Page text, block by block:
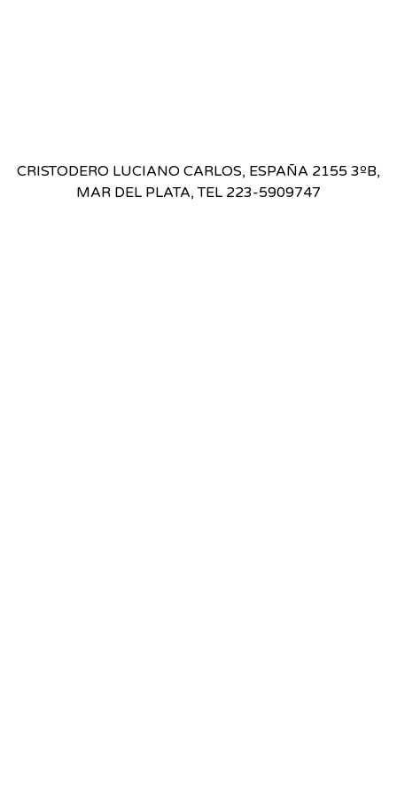
CRISTODERO LUCIANO CARLOS, ESPAÑA 2155 3ºB,
MAR DEL PLATA, TEL 223-5909747